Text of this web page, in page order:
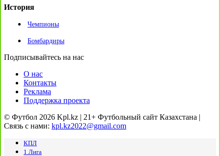
История
Чемпионы
Бомбардиры
Подписывайтесь на нас
О нас
Контакты
Реклама
Поддержка проекта
© Футбол 2026 Kpl.kz | 21+ Футбольный сайт Казахстана |
Связь с нами: kpl.kz2022@gmail.com
КПЛ
1 Лига